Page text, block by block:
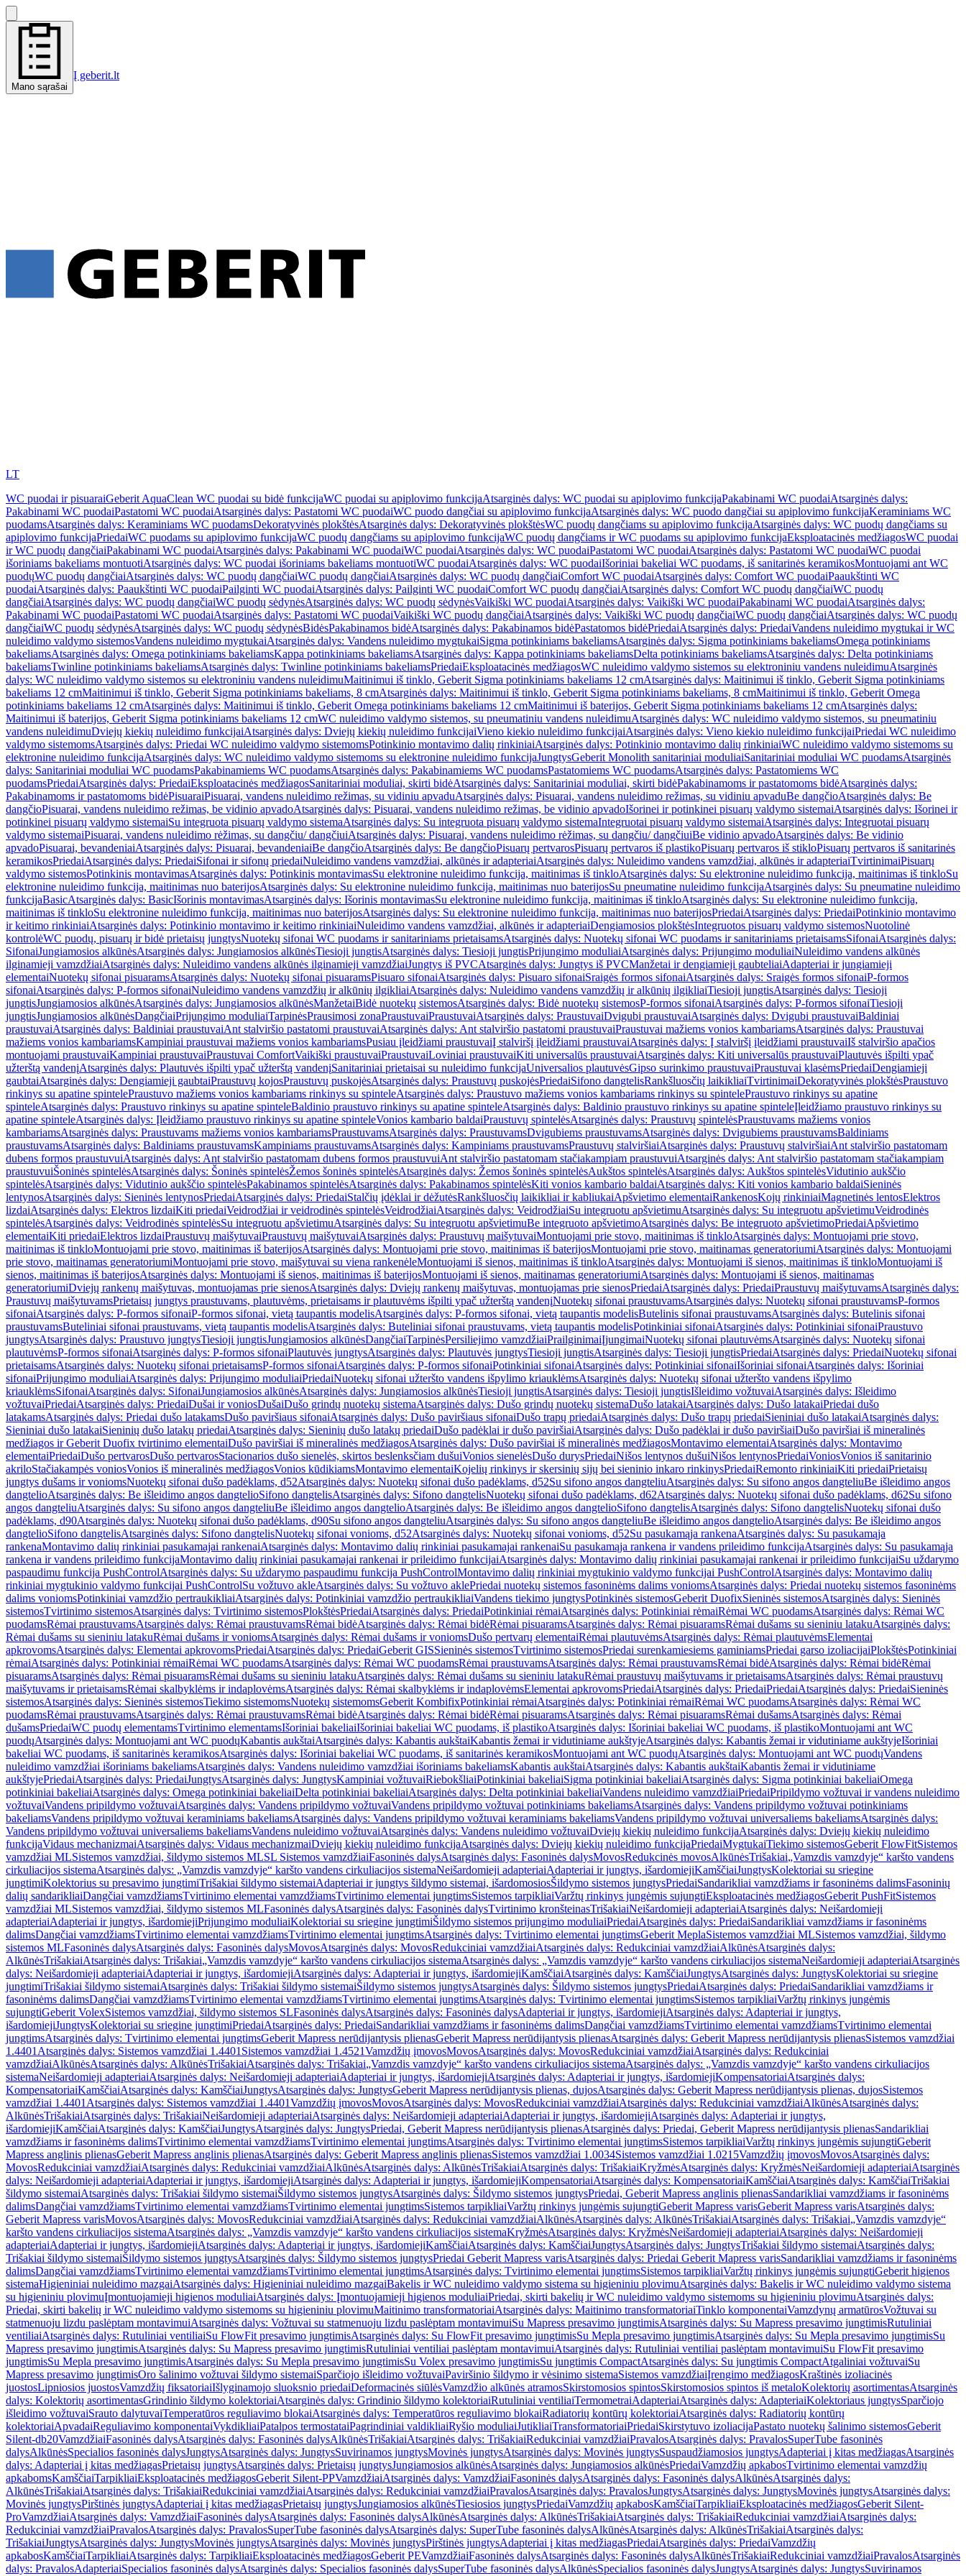
Mano sąrašai
Į geberit.lt
LT
WC puodai ir pisuaraiGeberit AquaClean WC puodai su bidė funkcijaWC puodai su apiplovimo funkcijaAtsarginės dalys: WC puodai su apiplovimo funkcijaPakabinami WC puodaiAtsarginės dalys:
Pakabinami WC puodaiPastatomi WC puodaiAtsarginės dalys: Pastatomi WC puodaiWC puodo dangčiai su apiplovimo funkcijaAtsarginės dalys: WC puodo dangčiai su apiplovimo funkcijaKeraminiams WC
puodamsAtsarginės dalys: Keraminiams WC puodamsDekoratyvinės plokštėsAtsarginės dalys: Dekoratyvinės plokštėsWC puodų dangčiams su apiplovimo funkcijaAtsarginės dalys: WC puodų dangčiams su
apiplovimo funkcijaPriedaiWC puodams su apiplovimo funkcijaWC puodų dangčiams su apiplovimo funkcijaWC puodų dangčiams ir WC puodams su apiplovimo funkcijaEksploatacinės medžiagosWC puodai
ir WC puodų dangčiaiPakabinami WC puodaiAtsarginės dalys: Pakabinami WC puodaiWC puodaiAtsarginės dalys: WC puodaiPastatomi WC puodaiAtsarginės dalys: Pastatomi WC puodaiWC puodai
išoriniams bakeliams montuotiAtsarginės dalys: WC puodai išoriniams bakeliams montuotiWC puodaiAtsarginės dalys: WC puodaiIšoriniai bakeliai WC puodams, iš sanitarinės keramikosMontuojami ant WC
puodųWC puodų dangčiaiAtsarginės dalys: WC puodų dangčiaiWC puodų dangčiaiAtsarginės dalys: WC puodų dangčiaiComfort WC puodaiAtsarginės dalys: Comfort WC puodaiPaaukštinti WC
puodaiAtsarginės dalys: Paaukštinti WC puodaiPailginti WC puodaiAtsarginės dalys: Pailginti WC puodaiComfort WC puodų dangčiaiAtsarginės dalys: Comfort WC puodų dangčiaiWC puodų
dangčiaiAtsarginės dalys: WC puodų dangčiaiWC puodų sėdynėsAtsarginės dalys: WC puodų sėdynėsVaikiški WC puodaiAtsarginės dalys: Vaikiški WC puodaiPakabinami WC puodaiAtsarginės dalys:
Pakabinami WC puodaiPastatomi WC puodaiAtsarginės dalys: Pastatomi WC puodaiVaikiški WC puodų dangčiaiAtsarginės dalys: Vaikiški WC puodų dangčiaiWC puodų dangčiaiAtsarginės dalys: WC puodų
dangčiaiWC puodų sėdynėsAtsarginės dalys: WC puodų sėdynėsBidėsPakabinamos bidėAtsarginės dalys: Pakabinamos bidėPastatomos bidėPriedaiAtsarginės dalys: PriedaiVandens nuleidimo mygtukai ir WC
nuleidimo valdymo sistemosVandens nuleidimo mygtukaiAtsarginės dalys: Vandens nuleidimo mygtukaiSigma potinkiniams bakeliamsAtsarginės dalys: Sigma potinkiniams bakeliamsOmega potinkiniams
bakeliamsAtsarginės dalys: Omega potinkiniams bakeliamsKappa potinkiniams bakeliamsAtsarginės dalys: Kappa potinkiniams bakeliamsDelta potinkiniams bakeliamsAtsarginės dalys: Delta potinkiniams
bakeliamsTwinline potinkiniams bakeliamsAtsarginės dalys: Twinline potinkiniams bakeliamsPriedaiEksploatacinės medžiagosWC nuleidimo valdymo sistemos su elektroniniu vandens nuleidimuAtsarginės
dalys: WC nuleidimo valdymo sistemos su elektroniniu vandens nuleidimuMaitinimui iš tinklo, Geberit Sigma potinkiniams bakeliams 12 cmAtsarginės dalys: Maitinimui iš tinklo, Geberit Sigma potinkiniams
bakeliams 12 cmMaitinimui iš tinklo, Geberit Sigma potinkiniams bakeliams, 8 cmAtsarginės dalys: Maitinimui iš tinklo, Geberit Sigma potinkiniams bakeliams, 8 cmMaitinimui iš tinklo, Geberit Omega
potinkiniams bakeliams 12 cmAtsarginės dalys: Maitinimui iš tinklo, Geberit Omega potinkiniams bakeliams 12 cmMaitinimui iš baterijos, Geberit Sigma potinkiniams bakeliams 12 cmAtsarginės dalys:
Maitinimui iš baterijos, Geberit Sigma potinkiniams bakeliams 12 cmWC nuleidimo valdymo sistemos, su pneumatiniu vandens nuleidimuAtsarginės dalys: WC nuleidimo valdymo sistemos, su pneumatiniu
vandens nuleidimuDviejų kiekių nuleidimo funkcijaiAtsarginės dalys: Dviejų kiekių nuleidimo funkcijaiVieno kiekio nuleidimo funkcijaiAtsarginės dalys: Vieno kiekio nuleidimo funkcijaiPriedai WC nuleidimo
valdymo sistemomsAtsarginės dalys: Priedai WC nuleidimo valdymo sistemomsPotinkinio montavimo dalių rinkiniaiAtsarginės dalys: Potinkinio montavimo dalių rinkiniaiWC nuleidimo valdymo sistemoms su
elektronine nuleidimo funkcijaAtsarginės dalys: WC nuleidimo valdymo sistemoms su elektronine nuleidimo funkcijaJungtysGeberit Monolith sanitariniai moduliaiSanitariniai moduliai WC puodamsAtsarginės
dalys: Sanitariniai moduliai WC puodamsPakabinamiems WC puodamsAtsarginės dalys: Pakabinamiems WC puodamsPastatomiems WC puodamsAtsarginės dalys: Pastatomiems WC
puodamsPriedaiAtsarginės dalys: PriedaiEksploatacinės medžiagosSanitariniai moduliai, skirti bidėAtsarginės dalys: Sanitariniai moduliai, skirti bidėPakabinamoms ir pastatomoms bidėAtsarginės dalys:
Pakabinamoms ir pastatomoms bidėPisuaraiPisuarai, vandens nuleidimo režimas, su vidiniu apvaduAtsarginės dalys: Pisuarai, vandens nuleidimo režimas, su vidiniu apvaduBe dangčioAtsarginės dalys: Be
dangčioPisuarai, vandens nuleidimo režimas, be vidinio apvadoAtsarginės dalys: Pisuarai, vandens nuleidimo režimas, be vidinio apvadoIšorinei ir potinkinei pisuarų valdymo sistemaiAtsarginės dalys: Išorinei ir
potinkinei pisuarų valdymo sistemaiSu integruota pisuarų valdymo sistemaAtsarginės dalys: Su integruota pisuarų valdymo sistemaIntegruotai pisuarų valdymo sistemaiAtsarginės dalys: Integruotai pisuarų
valdymo sistemaiPisuarai, vandens nuleidimo rėžimas, su dangčiu/ dangčiuiAtsarginės dalys: Pisuarai, vandens nuleidimo rėžimas, su dangčiu/ dangčiuiBe vidinio apvadoAtsarginės dalys: Be vidinio
apvadoPisuarai, bevandeniaiAtsarginės dalys: Pisuarai, bevandeniaiBe dangčioAtsarginės dalys: Be dangčioPisuarų pertvarosPisuarų pertvaros iš plastikoPisuarų pertvaros iš stikloPisuarų pertvaros iš sanitarinės
keramikosPriedaiAtsarginės dalys: PriedaiSifonai ir sifonų priedaiNuleidimo vandens vamzdžiai, alkūnės ir adapteriaiAtsarginės dalys: Nuleidimo vandens vamzdžiai, alkūnės ir adapteriaiTvirtinimaiPisuarų
valdymo sistemosPotinkinis montavimasAtsarginės dalys: Potinkinis montavimasSu elektronine nuleidimo funkcija, maitinimas iš tinkloAtsarginės dalys: Su elektronine nuleidimo funkcija, maitinimas iš tinkloSu
elektronine nuleidimo funkcija, maitinimas nuo baterijosAtsarginės dalys: Su elektronine nuleidimo funkcija, maitinimas nuo baterijosSu pneumatine nuleidimo funkcijaAtsarginės dalys: Su pneumatine nuleidimo
funkcijaBasicAtsarginės dalys: BasicIšorinis montavimasAtsarginės dalys: Išorinis montavimasSu elektronine nuleidimo funkcija, maitinimas iš tinkloAtsarginės dalys: Su elektronine nuleidimo funkcija,
maitinimas iš tinkloSu elektronine nuleidimo funkcija, maitinimas nuo baterijosAtsarginės dalys: Su elektronine nuleidimo funkcija, maitinimas nuo baterijosPriedaiAtsarginės dalys: PriedaiPotinkinio montavimo
ir keitimo rinkiniaiAtsarginės dalys: Potinkinio montavimo ir keitimo rinkiniaiNuleidimo vandens vamzdžiai, alkūnės ir adapteriaiDengiamosios plokštėsIntegruotos pisuarų valdymo sistemosNuotolinė
kontrolėWC puodų, pisuarų ir bidė prietaisų jungtysNuotekų sifonai WC puodams ir sanitariniams prietaisamsAtsarginės dalys: Nuotekų sifonai WC puodams ir sanitariniams prietaisamsSifonaiAtsarginės dalys:
SifonaiJungiamosios alkūnėsAtsarginės dalys: Jungiamosios alkūnėsTiesioji jungtisAtsarginės dalys: Tiesioji jungtisPrijungimo moduliaiAtsarginės dalys: Prijungimo moduliaiNuleidimo vandens alkūnės
ilginamieji vamzdžiaiAtsarginės dalys: Nuleidimo vandens alkūnės ilginamieji vamzdžiaiJungtys iš PVCAtsarginės dalys: Jungtys iš PVCManžetai ir dengiamieji gaubteliaiAdapteriai ir jungiamieji
elementaiNuotekų sifonai pisuaramsAtsarginės dalys: Nuotekų sifonai pisuaramsPisuaro sifonaiAtsarginės dalys: Pisuaro sifonaiSraigės formos sifonaiAtsarginės dalys: Sraigės formos sifonaiP-formos
sifonaiAtsarginės dalys: P-formos sifonaiNuleidimo vandens vamzdžių ir alkūnių ilgikliaiAtsarginės dalys: Nuleidimo vandens vamzdžių ir alkūnių ilgikliaiTiesioji jungtisAtsarginės dalys: Tiesioji
jungtisJungiamosios alkūnėsAtsarginės dalys: Jungiamosios alkūnėsManžetaiBidė nuotekų sistemosAtsarginės dalys: Bidė nuotekų sistemosP-formos sifonaiAtsarginės dalys: P-formos sifonaiTiesioji
jungtisJungiamosios alkūnėsDangčiaiPrijungimo moduliaiTarpinėsPrausimosi zonaPraustuvaiPraustuvaiAtsarginės dalys: PraustuvaiDvigubi praustuvaiAtsarginės dalys: Dvigubi praustuvaiBaldiniai
praustuvaiAtsarginės dalys: Baldiniai praustuvaiAnt stalviršio pastatomi praustuvaiAtsarginės dalys: Ant stalviršio pastatomi praustuvaiPraustuvai mažiems vonios kambariamsAtsarginės dalys: Praustuvai
mažiems vonios kambariamsKampiniai praustuvai mažiems vonios kambariamsPusiau įleidžiami praustuvaiĮ stalviršį įleidžiami praustuvaiAtsarginės dalys: Į stalviršį įleidžiami praustuvaiIš stalviršio apačios
montuojami praustuvaiKampiniai praustuvaiPraustuvai ComfortVaikiški praustuvaiPraustuvaiLoviniai praustuvaiKiti universalūs praustuvaiAtsarginės dalys: Kiti universalūs praustuvaiPlautuvės išpilti ypač
užterštą vandenįAtsarginės dalys: Plautuvės išpilti ypač užterštą vandenįSanitariniai prietaisai su nuleidimo funkcijaUniversalios plautuvėsGipso surinkimo praustuvaiPraustuvai klasėmsPriedaiDengiamieji
gaubtaiAtsarginės dalys: Dengiamieji gaubtaiPraustuvų kojosPraustuvų puskojėsAtsarginės dalys: Praustuvų puskojėsPriedaiSifono dangtelisRankšluosčių laikikliaiTvirtinimaiDekoratyvinės plokštėsPraustuvo
rinkinys su apatine spintelePraustuvo mažiems vonios kambariams rinkinys su spinteleAtsarginės dalys: Praustuvo mažiems vonios kambariams rinkinys su spintelePraustuvo rinkinys su apatine
spinteleAtsarginės dalys: Praustuvo rinkinys su apatine spinteleBaldinio praustuvo rinkinys su apatine spinteleAtsarginės dalys: Baldinio praustuvo rinkinys su apatine spinteleĮleidžiamo praustuvo rinkinys su
apatine spinteleAtsarginės dalys: Įleidžiamo praustuvo rinkinys su apatine spinteleVonios kambario baldaiPraustuvų spintelėsAtsarginės dalys: Praustuvų spintelėsPraustuvams mažiems vonios
kambariamsAtsarginės dalys: Praustuvams mažiems vonios kambariamsPraustuvamsAtsarginės dalys: PraustuvamsDvigubiems praustuvamsAtsarginės dalys: Dvigubiems praustuvamsBaldiniams
praustuvamsAtsarginės dalys: Baldiniams praustuvamsKampiniams praustuvamsAtsarginės dalys: Kampiniams praustuvamsPraustuvų stalviršiaiAtsarginės dalys: Praustuvų stalviršiaiAnt stalviršio pastatomam
dubens formos praustuvuiAtsarginės dalys: Ant stalviršio pastatomam dubens formos praustuvuiAnt stalviršio pastatomam stačiakampiam praustuvuiAtsarginės dalys: Ant stalviršio pastatomam stačiakampiam
praustuvuiŠoninės spintelėsAtsarginės dalys: Šoninės spintelėsŽemos šoninės spintelėsAtsarginės dalys: Žemos šoninės spintelėsAukštos spintelėsAtsarginės dalys: Aukštos spintelėsVidutinio aukščio
spintelėsAtsarginės dalys: Vidutinio aukščio spintelėsPakabinamos spintelėsAtsarginės dalys: Pakabinamos spintelėsKiti vonios kambario baldaiAtsarginės dalys: Kiti vonios kambario baldaiSieninės
lentynosAtsarginės dalys: Sieninės lentynosPriedaiAtsarginės dalys: PriedaiStalčių įdėklai ir dėžutėsRankšluosčių laikikliai ir kabliukaiApšvietimo elementaiRankenosKojų rinkiniaiMagnetinės lentosElektros
lizdaiAtsarginės dalys: Elektros lizdaiKiti priedaiVeidrodžiai ir veidrodinės spintelėsVeidrodžiaiAtsarginės dalys: VeidrodžiaiSu integruotu apšvietimuAtsarginės dalys: Su integruotu apšvietimuVeidrodinės
spintelėsAtsarginės dalys: Veidrodinės spintelėsSu integruotu apšvietimuAtsarginės dalys: Su integruotu apšvietimuBe integruoto apšvietimoAtsarginės dalys: Be integruoto apšvietimoPriedaiApšvietimo
elementaiKiti priedaiElektros lizdaiPraustuvų maišytuvaiPraustuvų maišytuvaiAtsarginės dalys: Praustuvų maišytuvaiMontuojami prie stovo, maitinimas iš tinkloAtsarginės dalys: Montuojami prie stovo,
maitinimas iš tinkloMontuojami prie stovo, maitinimas iš baterijosAtsarginės dalys: Montuojami prie stovo, maitinimas iš baterijosMontuojami prie stovo, maitinamas generatoriumiAtsarginės dalys: Montuojami
prie stovo, maitinamas generatoriumiMontuojami prie stovo, maišytuvai su viena rankenėleMontuojami iš sienos, maitinimas iš tinkloAtsarginės dalys: Montuojami iš sienos, maitinimas iš tinkloMontuojami iš
sienos, maitinimas iš baterijosAtsarginės dalys: Montuojami iš sienos, maitinimas iš baterijosMontuojami iš sienos, maitinamas generatoriumiAtsarginės dalys: Montuojami iš sienos, maitinamas
generatoriumiDviejų rankenų maišytuvas, montuojamas prie sienosAtsarginės dalys: Dviejų rankenų maišytuvas, montuojamas prie sienosPriedaiAtsarginės dalys: PriedaiPraustuvų maišytuvamsAtsarginės dalys:
Praustuvų maišytuvamsPrietaisų jungtys praustuvams, plautuvėms, prietaisams ir plautuvėms išpilti ypač užterštą vandenįNuotekų sifonai praustuvamsAtsarginės dalys: Nuotekų sifonai praustuvamsP-formos
sifonaiAtsarginės dalys: P-formos sifonaiP-formos sifonai, vietą taupantis modelisAtsarginės dalys: P-formos sifonai, vietą taupantis modelisButelinis sifonai praustuvamsAtsarginės dalys: Butelinis sifonai
praustuvamsButeliniai sifonai praustuvams, vietą taupantis modelisAtsarginės dalys: Buteliniai sifonai praustuvams, vietą taupantis modelisPotinkiniai sifonaiAtsarginės dalys: Potinkiniai sifonaiPraustuvo
jungtysAtsarginės dalys: Praustuvo jungtysTiesioji jungtisJungiamosios alkūnėsDangčiaiTarpinėsPersiliejimo vamzdžiaiPrailginimaiĮjungimaiNuotekų sifonai plautuvėmsAtsarginės dalys: Nuotekų sifonai
plautuvėmsP-formos sifonaiAtsarginės dalys: P-formos sifonaiPlautuvės jungtysAtsarginės dalys: Plautuvės jungtysTiesioji jungtisAtsarginės dalys: Tiesioji jungtisPriedaiAtsarginės dalys: PriedaiNuotekų sifonai
prietaisamsAtsarginės dalys: Nuotekų sifonai prietaisamsP-formos sifonaiAtsarginės dalys: P-formos sifonaiPotinkiniai sifonaiAtsarginės dalys: Potinkiniai sifonaiIšoriniai sifonaiAtsarginės dalys: Išoriniai
sifonaiPrijungimo moduliaiAtsarginės dalys: Prijungimo moduliaiPriedaiNuotekų sifonai užteršto vandens išpylimo kriauklėmsAtsarginės dalys: Nuotekų sifonai užteršto vandens išpylimo
kriauklėmsSifonaiAtsarginės dalys: SifonaiJungiamosios alkūnėsAtsarginės dalys: Jungiamosios alkūnėsTiesioji jungtisAtsarginės dalys: Tiesioji jungtisIšleidimo vožtuvaiAtsarginės dalys: Išleidimo
vožtuvaiPriedaiAtsarginės dalys: PriedaiDušai ir voniosDušaiDušo grindų nuotekų sistemaAtsarginės dalys: Dušo grindų nuotekų sistemaDušo latakaiAtsarginės dalys: Dušo latakaiPriedai dušo
latakamsAtsarginės dalys: Priedai dušo latakamsDušo paviršiaus sifonaiAtsarginės dalys: Dušo paviršiaus sifonaiDušo trapų priedaiAtsarginės dalys: Dušo trapų priedaiSieniniai dušo latakaiAtsarginės dalys:
Sieniniai dušo latakaiSieninių dušo latakų priedaiAtsarginės dalys: Sieninių dušo latakų priedaiDušo padėklai ir dušo paviršiaiAtsarginės dalys: Dušo padėklai ir dušo paviršiaiDušo paviršiai iš mineralinės
medžiagos ir Geberit Duofix tvirtinimo elementaiDušo paviršiai iš mineralinės medžiagosAtsarginės dalys: Dušo paviršiai iš mineralinės medžiagosMontavimo elementaiAtsarginės dalys: Montavimo
elementaiPriedaiDušo pertvarosDušo pertvarosStacionarios dušo sienelės, skirtos beslenksčiam dušuiVonios sienelėsDušo durysPriedaiNišos lentynos dušuiNišos lentynosPriedaiVoniosVonios iš sanitarinio
akriloStačiakampės voniosVonios iš mineralinės medžiagosVonios kūdikiamsMontavimo elementaiKojelių rinkinys ir skersinių sijų bei sieninio inkaro rinkinysPriedaiRemonto rinkiniaiKiti priedaiPrietaisų
jungtys dušams ir voniomsNuotekų sifonai dušo padėklams, d52Atsarginės dalys: Nuotekų sifonai dušo padėklams, d52Su sifono angos dangteliuAtsarginės dalys: Su sifono angos dangteliuBe išleidimo angos
dangtelioAtsarginės dalys: Be išleidimo angos dangtelioSifono dangtelisAtsarginės dalys: Sifono dangtelisNuotekų sifonai dušo padėklams, d62Atsarginės dalys: Nuotekų sifonai dušo padėklams, d62Su sifono
angos dangteliuAtsarginės dalys: Su sifono angos dangteliuBe išleidimo angos dangtelioAtsarginės dalys: Be išleidimo angos dangtelioSifono dangtelisAtsarginės dalys: Sifono dangtelisNuotekų sifonai dušo
padėklams, d90Atsarginės dalys: Nuotekų sifonai dušo padėklams, d90Su sifono angos dangteliuAtsarginės dalys: Su sifono angos dangteliuBe išleidimo angos dangtelioAtsarginės dalys: Be išleidimo angos
dangtelioSifono dangtelisAtsarginės dalys: Sifono dangtelisNuotekų sifonai vonioms, d52Atsarginės dalys: Nuotekų sifonai vonioms, d52Su pasukamąja rankenaAtsarginės dalys: Su pasukamąja
rankenaMontavimo dalių rinkiniai pasukamajai rankenaiAtsarginės dalys: Montavimo dalių rinkiniai pasukamajai rankenaiSu pasukamąja rankena ir vandens prileidimo funkcijaAtsarginės dalys: Su pasukamąja
rankena ir vandens prileidimo funkcijaMontavimo dalių rinkiniai pasukamajai rankenai ir prileidimo funkcijaiAtsarginės dalys: Montavimo dalių rinkiniai pasukamajai rankenai ir prileidimo funkcijaiSu uždarymo
paspaudimu funkcija PushControlAtsarginės dalys: Su uždarymo paspaudimu funkcija PushControlMontavimo dalių rinkiniai mygtukinio valdymo funkcijai PushControlAtsarginės dalys: Montavimo dalių
rinkiniai mygtukinio valdymo funkcijai PushControlSu vožtuvo akleAtsarginės dalys: Su vožtuvo aklePriedai nuotekų sistemos fasoninėms dalims voniomsAtsarginės dalys: Priedai nuotekų sistemos fasoninėms
dalims voniomsPotinkiniai vamzdžio pertraukikliaiAtsarginės dalys: Potinkiniai vamzdžio pertraukikliaiVandens tiekimo jungtysPotinkinės sistemosGeberit DuofixSieninės sistemosAtsarginės dalys: Sieninės
sistemosTvirtinimo sistemosAtsarginės dalys: Tvirtinimo sistemosPlokštėsPriedaiAtsarginės dalys: PriedaiPotinkiniai rėmaiAtsarginės dalys: Potinkiniai rėmaiRėmai WC puodamsAtsarginės dalys: Rėmai WC
puodamsRėmai praustuvamsAtsarginės dalys: Rėmai praustuvamsRėmai bidėAtsarginės dalys: Rėmai bidėRėmai pisuaramsAtsarginės dalys: Rėmai pisuaramsRėmai dušams su sieniniu latakuAtsarginės dalys:
Rėmai dušams su sieniniu latakuRėmai dušams ir voniomsAtsarginės dalys: Rėmai dušams ir voniomsDušo pertvarų elementaiRėmai plautuvėmsAtsarginės dalys: Rėmai plautuvėmsElementai
apkrovomsAtsarginės dalys: Elementai apkrovomsPriedaiAtsarginės dalys: PriedaiGeberit GISSieninės sistemosTvirtinimo sistemosPriedai surenkamiesiems gaminiamsPriedai garso izoliacijaiPlokštėsPotinkiniai
rėmaiAtsarginės dalys: Potinkiniai rėmaiRėmai WC puodamsAtsarginės dalys: Rėmai WC puodamsRėmai praustuvamsAtsarginės dalys: Rėmai praustuvamsRėmai bidėAtsarginės dalys: Rėmai bidėRėmai
pisuaramsAtsarginės dalys: Rėmai pisuaramsRėmai dušams su sieniniu latakuAtsarginės dalys: Rėmai dušams su sieniniu latakuRėmai praustuvų maišytuvams ir prietaisamsAtsarginės dalys: Rėmai praustuvų
maišytuvams ir prietaisamsRėmai skalbyklėms ir indaplovėmsAtsarginės dalys: Rėmai skalbyklėms ir indaplovėmsElementai apkrovomsPriedaiAtsarginės dalys: PriedaiPriedaiAtsarginės dalys: PriedaiSieninės
sistemosAtsarginės dalys: Sieninės sistemosTiekimo sistemomsNuotekų sistemomsGeberit KombifixPotinkiniai rėmaiAtsarginės dalys: Potinkiniai rėmaiRėmai WC puodamsAtsarginės dalys: Rėmai WC
puodamsRėmai praustuvamsAtsarginės dalys: Rėmai praustuvamsRėmai bidėAtsarginės dalys: Rėmai bidėRėmai pisuaramsAtsarginės dalys: Rėmai pisuaramsRėmai dušamsAtsarginės dalys: Rėmai
dušamsPriedaiWC puodų elementamsTvirtinimo elementamsIšoriniai bakeliaiIšoriniai bakeliai WC puodams, iš plastikoAtsarginės dalys: Išoriniai bakeliai WC puodams, iš plastikoMontuojami ant WC
puodųAtsarginės dalys: Montuojami ant WC puodųKabantis aukštaiAtsarginės dalys: Kabantis aukštaiKabantis žemai ir vidutiniame aukštyjeAtsarginės dalys: Kabantis žemai ir vidutiniame aukštyjeIšoriniai
bakeliai WC puodams, iš sanitarinės keramikosAtsarginės dalys: Išoriniai bakeliai WC puodams, iš sanitarinės keramikosMontuojami ant WC puodųAtsarginės dalys: Montuojami ant WC puodųVandens
nuleidimo vamzdžiai išoriniams bakeliamsAtsarginės dalys: Vandens nuleidimo vamzdžiai išoriniams bakeliamsKabantis aukštaiAtsarginės dalys: Kabantis aukštaiKabantis žemai ir vidutiniame
aukštyjePriedaiAtsarginės dalys: PriedaiJungtysAtsarginės dalys: JungtysKampiniai vožtuvaiRiebokšliaiPotinkiniai bakeliaiSigma potinkiniai bakeliaiAtsarginės dalys: Sigma potinkiniai bakeliaiOmega
potinkiniai bakeliaiAtsarginės dalys: Omega potinkiniai bakeliaiDelta potinkiniai bakeliaiAtsarginės dalys: Delta potinkiniai bakeliaiVandens nuleidimo vamzdžiaiPriedaiPripildymo vožtuvai ir vandens nuleidimo
vožtuvaiVandens pripildymo vožtuvaiAtsarginės dalys: Vandens pripildymo vožtuvaiVandens pripildymo vožtuvai potinkiniams bakeliamsAtsarginės dalys: Vandens pripildymo vožtuvai potinkiniams
bakeliamsVandens pripildymo vožtuvai keraminiams bakeliamsAtsarginės dalys: Vandens pripildymo vožtuvai keraminiams bakeliamsVandens pripildymo vožtuvai universaliems bakeliamsAtsarginės dalys:
Vandens pripildymo vožtuvai universaliems bakeliamsVandens nuleidimo vožtuvaiAtsarginės dalys: Vandens nuleidimo vožtuvaiDviejų kiekių nuleidimo funkcijaAtsarginės dalys: Dviejų kiekių nuleidimo
funkcijaVidaus mechanizmaiAtsarginės dalys: Vidaus mechanizmaiDviejų kiekių nuleidimo funkcijaAtsarginės dalys: Dviejų kiekių nuleidimo funkcijaPriedaiMygtukaiTiekimo sistemosGeberit FlowFitSistemos
vamzdžiai MLSistemos vamzdžiai, šildymo sistemos MLSL Sistemos vamzdžiaiFasoninės dalysAtsarginės dalys: Fasoninės dalysMovosRedukcinės movosAlkūnėsTrišakiai„Vamzdis vamzdyje“ karšto vandens
cirkuliacijos sistemaAtsarginės dalys: „Vamzdis vamzdyje“ karšto vandens cirkuliacijos sistemaNeišardomieji adapteriaiAdapteriai ir jungtys, išardomiejiKamščiaiJungtysKolektoriai su sriegine
jungtimiKolektorius su presavimo jungtimiTrišakiai šildymo sistemaiAdapteriai ir jungtys šildymo sistemai, išardomosiosŠildymo sistemos jungtysPriedaiSandarikliai vamzdžiams ir fasoninėms dalimsFasoninių
dalių sandarikliaiDangčiai vamzdžiamsTvirtinimo elementai vamzdžiamsTvirtinimo elementai jungtimsSistemos tarpikliaiVaržtų rinkinys jungėmis sujungtiEksploatacinės medžiagosGeberit PushFitSistemos
vamzdžiai MLSistemos vamzdžiai, šildymo sistemos MLFasoninės dalysAtsarginės dalys: Fasoninės dalysTvirtinimo kronšteinasTrišakiaiNeišardomieji adapteriaiAtsarginės dalys: Neišardomieji
adapteriaiAdapteriai ir jungtys, išardomiejiPrijungimo moduliaiKolektoriai su sriegine jungtimiŠildymo sistemos prijungimo moduliaiPriedaiAtsarginės dalys: PriedaiSandarikliai vamzdžiams ir fasoninėms
dalimsDangčiai vamzdžiamsTvirtinimo elementai vamzdžiamsTvirtinimo elementai jungtimsAtsarginės dalys: Tvirtinimo elementai jungtimsGeberit MeplaSistemos vamzdžiai MLSistemos vamzdžiai, šildymo
sistemos MLFasoninės dalysAtsarginės dalys: Fasoninės dalysMovosAtsarginės dalys: MovosRedukciniai vamzdžiaiAtsarginės dalys: Redukciniai vamzdžiaiAlkūnėsAtsarginės dalys:
AlkūnėsTrišakiaiAtsarginės dalys: Trišakiai„Vamzdis vamzdyje“ karšto vandens cirkuliacijos sistemaAtsarginės dalys: „Vamzdis vamzdyje“ karšto vandens cirkuliacijos sistemaNeišardomieji adapteriaiAtsarginės
dalys: Neišardomieji adapteriaiAdapteriai ir jungtys, išardomiejiAtsarginės dalys: Adapteriai ir jungtys, išardomiejiKamščiaiAtsarginės dalys: KamščiaiJungtysAtsarginės dalys: JungtysKolektoriai su sriegine
jungtimiTrišakiai šildymo sistemaiAtsarginės dalys: Trišakiai šildymo sistemaiŠildymo sistemos jungtysAtsarginės dalys: Šildymo sistemos jungtysPriedaiAtsarginės dalys: PriedaiSandarikliai vamzdžiams ir
fasoninėms dalimsDangčiai vamzdžiamsTvirtinimo elementai vamzdžiamsTvirtinimo elementai jungtimsAtsarginės dalys: Tvirtinimo elementai jungtimsSistemos tarpikliaiVaržtų rinkinys jungėmis
sujungtiGeberit VolexSistemos vamzdžiai, šildymo sistemos SLFasoninės dalysAtsarginės dalys: Fasoninės dalysAdapteriai ir jungtys, išardomiejiAtsarginės dalys: Adapteriai ir jungtys,
išardomiejiJungtysKolektoriai su sriegine jungtimiPriedaiAtsarginės dalys: PriedaiSandarikliai vamzdžiams ir fasoninėms dalimsDangčiai vamzdžiamsTvirtinimo elementai vamzdžiamsTvirtinimo elementai
jungtimsAtsarginės dalys: Tvirtinimo elementai jungtimsGeberit Mapress nerūdijantysis plienasGeberit Mapress nerūdijantysis plienasAtsarginės dalys: Geberit Mapress nerūdijantysis plienasSistemos vamzdžiai
1.4401 Atsarginės dalys: Sistemos vamzdžiai 1.4401 Sistemos vamzdžiai 1.4521Vamzdžių įmovosMovosAtsarginės dalys: MovosRedukciniai vamzdžiaiAtsarginės dalys: Redukciniai
vamzdžiaiAlkūnėsAtsarginės dalys: AlkūnėsTrišakiaiAtsarginės dalys: Trišakiai„Vamzdis vamzdyje“ karšto vandens cirkuliacijos sistemaAtsarginės dalys: „Vamzdis vamzdyje“ karšto vandens cirkuliacijos
sistemaNeišardomieji adapteriaiAtsarginės dalys: Neišardomieji adapteriaiAdapteriai ir jungtys, išardomiejiAtsarginės dalys: Adapteriai ir jungtys, išardomiejiKompensatoriaiAtsarginės dalys:
KompensatoriaiKamščiaiAtsarginės dalys: KamščiaiJungtysAtsarginės dalys: JungtysGeberit Mapress nerūdijantysis plienas, dujosAtsarginės dalys: Geberit Mapress nerūdijantysis plienas, dujosSistemos
vamzdžiai 1.4401 Atsarginės dalys: Sistemos vamzdžiai 1.4401Vamzdžių įmovosMovosAtsarginės dalys: MovosRedukciniai vamzdžiaiAtsarginės dalys: Redukciniai vamzdžiaiAlkūnėsAtsarginės dalys:
AlkūnėsTrišakiaiAtsarginės dalys: TrišakiaiNeišardomieji adapteriaiAtsarginės dalys: Neišardomieji adapteriaiAdapteriai ir jungtys, išardomiejiAtsarginės dalys: Adapteriai ir jungtys,
išardomiejiKamščiaiAtsarginės dalys: KamščiaiJungtysAtsarginės dalys: JungtysPriedai, Geberit Mapress nerūdijantysis plienasAtsarginės dalys: Priedai, Geberit Mapress nerūdijantysis plienasSandarikliai
vamzdžiams ir fasoninėms dalimsTvirtinimo elementai vamzdžiamsTvirtinimo elementai jungtimsAtsarginės dalys: Tvirtinimo elementai jungtimsSistemos tarpikliaiVaržtų rinkinys jungėmis sujungtiGeberit
Mapress anglinis plienasGeberit Mapress anglinis plienasAtsarginės dalys: Geberit Mapress anglinis plienasSistemos vamzdžiai 1.0034Sistemos vamzdžiai 1.0215Vamzdžių įmovosMovosAtsarginės dalys:
MovosRedukciniai vamzdžiaiAtsarginės dalys: Redukciniai vamzdžiaiAlkūnėsAtsarginės dalys: AlkūnėsTrišakiaiAtsarginės dalys: TrišakiaiKryžmėsAtsarginės dalys: KryžmėsNeišardomieji adapteriaiAtsarginės
dalys: Neišardomieji adapteriaiAdapteriai ir jungtys, išardomiejiAtsarginės dalys: Adapteriai ir jungtys, išardomiejiKompensatoriaiAtsarginės dalys: KompensatoriaiKamščiaiAtsarginės dalys: KamščiaiTrišakiai
šildymo sistemaiAtsarginės dalys: Trišakiai šildymo sistemaiŠildymo sistemos jungtysAtsarginės dalys: Šildymo sistemos jungtysPriedai, Geberit Mapress anglinis plienasSandarikliai vamzdžiams ir fasoninėms
dalimsDangčiai vamzdžiamsTvirtinimo elementai vamzdžiamsTvirtinimo elementai jungtimsSistemos tarpikliaiVaržtų rinkinys jungėmis sujungtiGeberit Mapress varisGeberit Mapress varisAtsarginės dalys:
Geberit Mapress varisMovosAtsarginės dalys: MovosRedukciniai vamzdžiaiAtsarginės dalys: Redukciniai vamzdžiaiAlkūnėsAtsarginės dalys: AlkūnėsTrišakiaiAtsarginės dalys: Trišakiai„Vamzdis vamzdyje“
karšto vandens cirkuliacijos sistemaAtsarginės dalys: „Vamzdis vamzdyje“ karšto vandens cirkuliacijos sistemaKryžmėsAtsarginės dalys: KryžmėsNeišardomieji adapteriaiAtsarginės dalys: Neišardomieji
adapteriaiAdapteriai ir jungtys, išardomiejiAtsarginės dalys: Adapteriai ir jungtys, išardomiejiKamščiaiAtsarginės dalys: KamščiaiJungtysAtsarginės dalys: JungtysTrišakiai šildymo sistemaiAtsarginės dalys:
Trišakiai šildymo sistemaiŠildymo sistemos jungtysAtsarginės dalys: Šildymo sistemos jungtysPriedai Geberit Mapress varisAtsarginės dalys: Priedai Geberit Mapress varisSandarikliai vamzdžiams ir fasoninėms
dalimsDangčiai vamzdžiamsTvirtinimo elementai vamzdžiamsTvirtinimo elementai jungtimsAtsarginės dalys: Tvirtinimo elementai jungtimsSistemos tarpikliaiVaržtų rinkinys jungėmis sujungtiGeberit higienos
sistemaHigieniniai nuleidimo mazgaiAtsarginės dalys: Higieniniai nuleidimo mazgaiBakelis ir WC nuleidimo valdymo sistema su higieniniu plovimuAtsarginės dalys: Bakelis ir WC nuleidimo valdymo sistema
su higieniniu plovimuĮmontuojamieji higienos moduliaiAtsarginės dalys: Įmontuojamieji higienos moduliaiPriedai, skirti bakelių ir WC nuleidimo valdymo sistemoms su higieniniu plovimuAtsarginės dalys:
Priedai, skirti bakelių ir WC nuleidimo valdymo sistemoms su higieniniu plovimuMaitinimo transformatoriaiAtsarginės dalys: Maitinimo transformatoriaiTinklo komponentaiVamzdynų armatūrosVožtuvai su
statmenuoju lizdu paslėptam montavimuiAtsarginės dalys: Vožtuvai su statmenuoju lizdu paslėptam montavimuiSu Mapress presavimo jungtimisAtsarginės dalys: Su Mapress presavimo jungtimisRutuliniai
ventiliaiAtsarginės dalys: Rutuliniai ventiliaiSu FlowFit presavimo jungtimisAtsarginės dalys: Su FlowFit presavimo jungtimisSu Mepla presavimo jungtimisAtsarginės dalys: Su Mepla presavimo jungtimisSu
Mapress presavimo jungtimisAtsarginės dalys: Su Mapress presavimo jungtimisRutuliniai ventiliai paslėptam montavimuiAtsarginės dalys: Rutuliniai ventiliai paslėptam montavimuiSu FlowFit presavimo
jungtimisSu Mepla presavimo jungtimisAtsarginės dalys: Su Mepla presavimo jungtimisSu Volex presavimo jungtimisSu jungtimis CompactAtsarginės dalys: Su jungtimis CompactAtgaliniai vožtuvaiSu
Mapress presavimo jungtimisOro šalinimo vožtuvai šildymo sistemaiSparčiojo išleidimo vožtuvaiPaviršinio šildymo ir vėsinimo sistemaSistemos vamzdžiaiĮrengimo medžiagosKraštinės izoliacinės
juostosLipniosios juostosVamzdžių fiksatoriaiIšlyginamojo sluoksnio priedaiDeformacinės siūlėsVamzdžio alkūnės atramosSkirstomosios spintosSkirstomosios spintos iš metaloKolektorių asortimentasAtsarginės
dalys: Kolektorių asortimentasGrindinio šildymo kolektoriaiAtsarginės dalys: Grindinio šildymo kolektoriaiRutuliniai ventiliaiTermometraiAdapteriaiAtsarginės dalys: AdapteriaiKolektoriaus jungtysSparčiojo
išleidimo vožtuvaiSrauto dalytuvaiTemperatūros reguliavimo blokaiAtsarginės dalys: Temperatūros reguliavimo blokaiRadiatorių kontūrų kolektoriaiAtsarginės dalys: Radiatorių kontūrų
kolektoriaiApvadaiReguliavimo komponentaiVykdikliaiPatalpos termostataiPagrindiniai valdikliaiRyšio moduliaiJutikliaiTransformatoriaiPriedaiSkirstytuvo izoliacijaPastato nuotekų šalinimo sistemosGeberit
Silent-db20VamzdžiaiFasoninės dalysAtsarginės dalys: Fasoninės dalysAlkūnėsTrišakiaiAtsarginės dalys: TrišakiaiRedukciniai vamzdžiaiPravalosAtsarginės dalys: PravalosSuperTube fasoninės
dalysAlkūnėsSpecialios fasoninės dalysJungtysAtsarginės dalys: JungtysSuvirinamos jungtysMovinės jungtysAtsarginės dalys: Movinės jungtysSuspaudžiamosios jungtysAdapteriai į kitas medžiagasAtsarginės
dalys: Adapteriai į kitas medžiagasPrietaisų jungtysAtsarginės dalys: Prietaisų jungtysJungiamosios alkūnėsAtsarginės dalys: Jungiamosios alkūnėsPriedaiVamzdžių apkabosTvirtinimo elementai vamzdžių
apkabomsKamščiaiTarpikliaiEksploatacinės medžiagosGeberit Silent-PPVamzdžiaiAtsarginės dalys: VamzdžiaiFasoninės dalysAtsarginės dalys: Fasoninės dalysAlkūnėsAtsarginės dalys:
AlkūnėsTrišakiaiAtsarginės dalys: TrišakiaiRedukciniai vamzdžiaiAtsarginės dalys: Redukciniai vamzdžiaiPravalosAtsarginės dalys: PravalosJungtysAtsarginės dalys: JungtysMovinės jungtysAtsarginės dalys:
Movinės jungtysPirštinės jungtysAdapteriai į kitas medžiagasPrietaisų jungtysJungiamosios alkūnėsTiesiosios jungtysPriedaiVamzdžių apkabosKamščiaiTarpikliaiEksploatacinės medžiagosGeberit Silent-
ProVamzdžiaiAtsarginės dalys: VamzdžiaiFasoninės dalysAtsarginės dalys: Fasoninės dalysAlkūnėsAtsarginės dalys: AlkūnėsTrišakiaiAtsarginės dalys: TrišakiaiRedukciniai vamzdžiaiAtsarginės dalys:
Redukciniai vamzdžiaiPravalosAtsarginės dalys: PravalosSuperTube fasoninės dalysAtsarginės dalys: SuperTube fasoninės dalysAlkūnėsAtsarginės dalys: AlkūnėsTrišakiaiAtsarginės dalys:
TrišakiaiJungtysAtsarginės dalys: JungtysMovinės jungtysAtsarginės dalys: Movinės jungtysPirštinės jungtysAdapteriai į kitas medžiagasPriedaiAtsarginės dalys: PriedaiVamzdžių
apkabosKamščiaiTarpikliaiAtsarginės dalys: TarpikliaiEksploatacinės medžiagosGeberit PEVamzdžiaiFasoninės dalysAtsarginės dalys: Fasoninės dalysAlkūnėsTrišakiaiRedukciniai vamzdžiaiPravalosAtsarginės
dalys: PravalosAdapteriaiSpecialios fasoninės dalysAtsarginės dalys: Specialios fasoninės dalysSuperTube fasoninės dalysAlkūnėsSpecialios fasoninės dalysJungtysAtsarginės dalys: JungtysSuvirinamos